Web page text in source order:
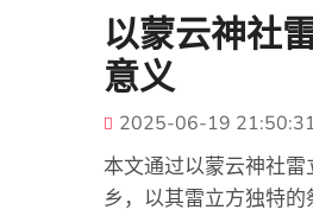
以蒙云神社
意义
2025-06-19
本文通过以蒙云神社
乡，以其雷立方独特